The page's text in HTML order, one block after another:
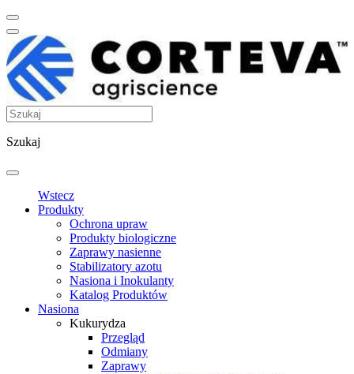
Szukaj
Wstecz
Produkty
Ochrona upraw
Produkty biologiczne
Zaprawy nasienne
Stabilizatory azotu
Nasiona i Inokulanty
Katalog Produktów
Nasiona
Kukurydza
Przegląd
Odmiany
Zaprawy